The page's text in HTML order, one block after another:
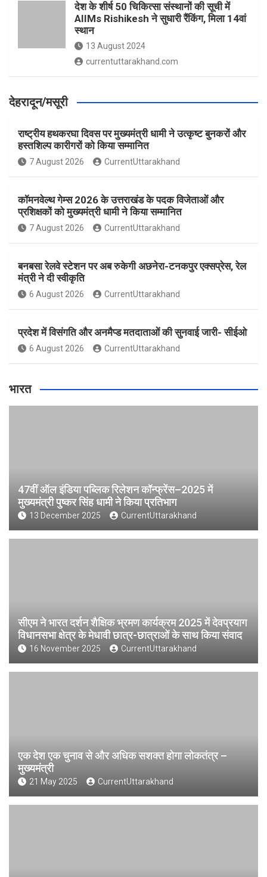
देश के शीर्ष 50 चिकित्सा संस्थानों की सूची में
AIIMs Rishikesh ने सुधारी रैंकिंग, मिला 14वां
स्थान
13 August 2024
currentuttarakhand.com
देहरादून/मसूरी
राष्ट्रीय हथकरघा दिवस पर मुख्यमंत्री धामी ने उत्कृष्ट बुनकरों और
हस्तशिल्प कारीगरों को किया सम्मानित
7 August 2026 CurrentUttarakhand
कॉमनवेल्थ गेम्स 2026 के उत्तराखंड के पदक विजेताओं और
प्रशिक्षकों को मुख्यमंत्री धामी ने किया सम्मानित
7 August 2026 CurrentUttarakhand
बनबसा रेलवे स्टेशन पर अब रुकेगी अछनेरा-टनकपुर एक्सप्रेस, रेल
मंत्री ने दी स्वीकृति
6 August 2026 CurrentUttarakhand
प्रदेश में विसंगति और अनमैप्ड मतदाताओं की सुनवाई जारी- सीईओ
6 August 2026 CurrentUttarakhand
भारत
47वीं ऑल इंडिया पब्लिक रिलेशन कॉन्फ्रेंस–2025 में
मुख्यमंत्री पुष्कर सिंह धामी ने किया प्रतिभाग
13 December 2025 CurrentUttarakhand
सीएम ने भारत दर्शन शैक्षिक भ्रमण कार्यक्रम 2025 में देवप्रयाग
विधानसभा क्षेत्र के मेधावी छात्र-छात्राओं के साथ किया संवाद
16 November 2025 CurrentUttarakhand
एक देश एक चुनाव से और अधिक सशक्त होगा लोकतंत्र –
मुख्यमंत्री
21 May 2025 CurrentUttarakhand